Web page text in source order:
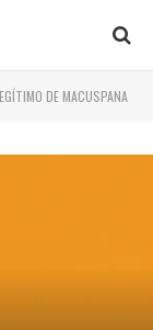
DE MACUSPANA